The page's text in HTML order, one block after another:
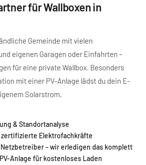
für Wallboxen in
Gemeinde mit vielen
eigenen Garagen oder Einfahrten –
für eine private Wallbox. Besonders
mit einer PV-Anlage lädst du dein E-
Solarstrom.
& Standortanalyse
Elektrofachkräfte
– wir erledigen das komplett
Anlage für kostenloses Laden